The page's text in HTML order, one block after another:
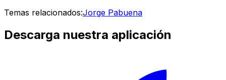
Temas relacionados:Jorge Pabuena
Descarga nuestra aplicación